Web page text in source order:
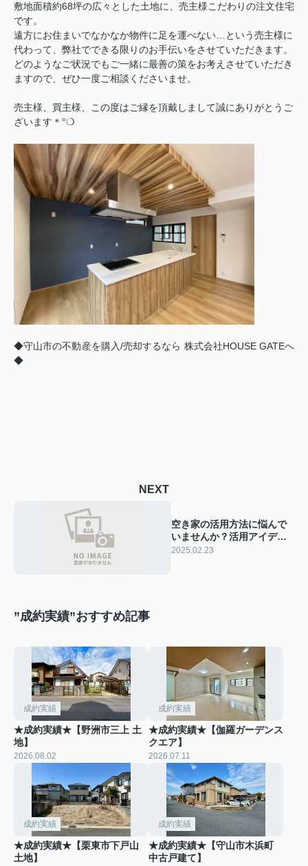
敷地面積約68坪の広々とした土地に、売主様こだわりの注文住宅
です。
遠方にお住まいでなかなか物件に足を運べない…という売主様に
代わって、弊社でできる限りのお手伝いをさせていただきます。
どのようなご状況でもご一緒に最善の策をお考えさせていただき
ますので、ぜひ一度ご相談くださいませ。
売主様、買主様、この度はご縁を頂戴しまして誠にありがとうご
ざいます＊°❍
◆守山市の不動産を購入/売却するなら 株式会社HOUSE GATEへ
◆
NEXT
空き家の活用方法に悩んで
いませんか？活用アイデア
をご紹介
2025.02.23
”成約実績”おすすめ記事
成約実績
★成約実績★【野洲市三上 土
地】
2026.08.02
成約実績
★成約実績★【伽羅ガーデンス
クエア】
2026.07.11
成約実績
★成約実績★【栗東市下戸山
土地】
成約実績
★成約実績★【守山市木浜町
中古戸建て】